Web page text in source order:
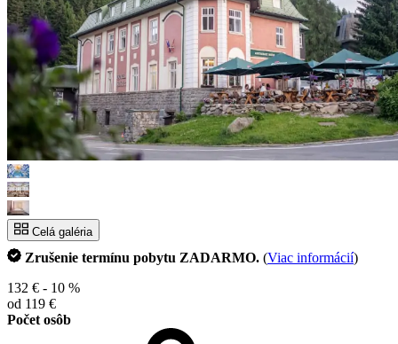
Celá galéria
Zrušenie termínu pobytu ZADARMO. (Viac informácií)
132 € - 10 %
od 119 €
Počet osôb